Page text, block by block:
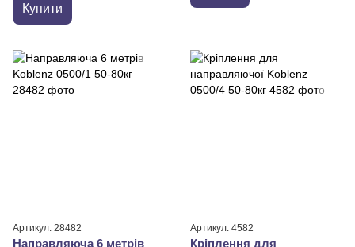
Купити
Артикул: 28482
Направляюча 6 метрів
Артикул: 4582
Кріплення для